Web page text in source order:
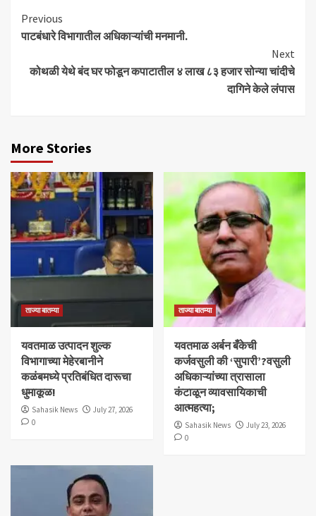
Continue
Reading
Previous
पाटबंधारे विभागातील अधिकाऱ्यांची मनमानी.
Next
कोथळी येथे बंद घर फोडून कपाटातील ४ लाख ८३ हजार सोन्या चांदीचे
दागिने केले लंपास
More Stories
ताज्या बातम्या
यवतमाळ उत्पादन शुल्क
विभागाच्या मेहेरबानीने
कळंबमध्ये प्रतिबंधित दारूचा
धुमाकूळ!
Sahasik News
July 27, 2026
0
ताज्या बातम्या
​यवतमाळ अर्बन बँकेची
कर्जवसुली की ‘सुपारी’?वसुली
अधिकाऱ्यांच्या त्रासाला
कंटाळून व्यावसायिकाची
आत्महत्या;
Sahasik News
July 23, 2026
0